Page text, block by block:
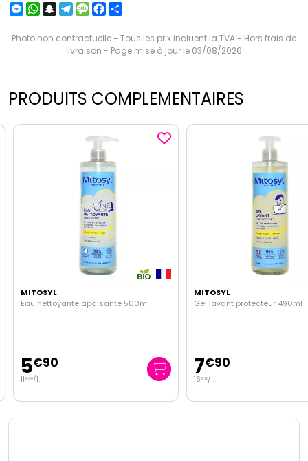
Messenger
WhatsApp
Snapchat
Telegram
MessageFacebook
Photo non contractuelle - Tous les prix incluent la TVA - Hors frais de
livraison - Page mise à jour le 03/08/2026
PRODUITS COMPLEMENTAIRES
MITOSYL
Eau nettoyante apaisante 500ml
5€90
11€80/l.
MITOSYL
Gel lavant protecteur 490ml
7€90
16€12 /l.